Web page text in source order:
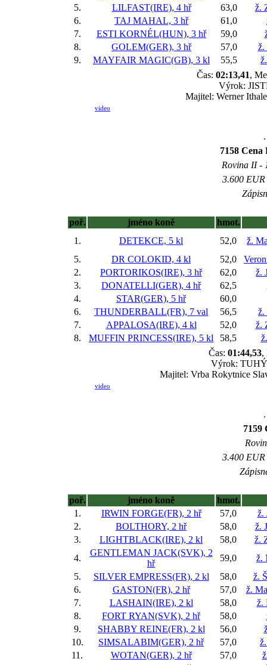
5.
LILFAST(IRE), 4 hř 63,0
ž.
6.
TAJ MAHAL, 3 hř 61,0
7.
ESTI KORNÉL(HUN), 3 hř 59,0
8.
GOLEM(GER), 3 hř 57,0
ž.
9.
MAYFAIR MAGIC(GB), 3 kl 55,5
Čas: 02:13,41,
Výrok:
Majitel: Werner
video
7158 Cena
Rovina II -
3.600
poř. jméno koně
hmot.
1.
DETEKCE, 5 kl 52,0
ž.
5.
DR COLOKID, 4 kl 52,0
2.
PORTORIKOS(IRE), 3 hř 62,0
ž.
3.
DONATELLI(GER), 4 hř 62,5
4.
STAR(GER), 5 hř
60,0
6.
THUNDERBALL(FR), 7 val 56,5
ž.
7.
APPALOSA(IRE), 4 kl 52,0
ž.
8.
MUFFIN PRINCESS(IRE), 5 kl 58,5
Čas: 01:44,53,
Výrok: TUHÝ
Majitel: Vrba Rokytnice
video
7159
3.400
poř. jméno koně
hmot.
1.
IRWIN FORGE(FR), 2 hř 57,0
ž.
2.
BOLTHORY, 2 hř 58,0
ž.
3.
LIGHTBLACK(IRE), 2 kl 58,0
ž.
4.
GENTLEMAN JACK(SVK), 2
hř
59,0
ž.
5.
SILVER EMPRESS(FR), 2 kl 58,0
ž.
6.
GASTON(FR), 2 hř 57,0
ž.
7.
LASHAIN(IRE), 2 kl 58,0
ž.
8.
FORT RYAN(SVK), 2 hř 58,0
9.
SHABBY REINE(FR), 2 kl 56,0
10.
SIMSALABIM(GER), 2 hř 57,0
11.
WOTAN(GER), 2 hř 57,0